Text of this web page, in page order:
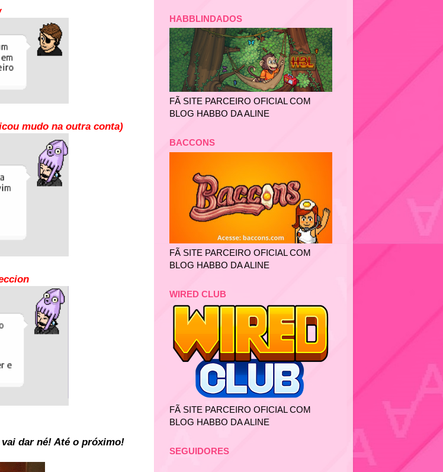
mudo na outra conta)
dar né! Até o próximo!
HABBLINDADOS
FÃ SITE PARCEIRO OFICIAL COM
BLOG HABBO DA ALINE
BACCONS
FÃ SITE PARCEIRO OFICIAL COM
BLOG HABBO DA ALINE
WIRED CLUB
FÃ SITE PARCEIRO OFICIAL COM
BLOG HABBO DA ALINE
SEGUIDORES